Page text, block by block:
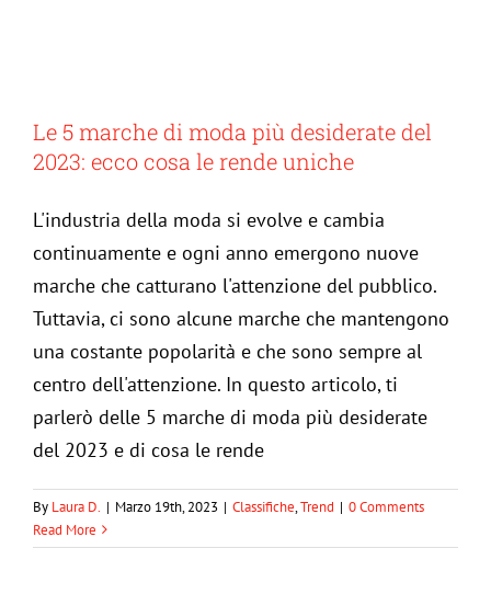
Le 5 marche di moda più desiderate del
2023: ecco cosa le rende uniche
L'industria della moda si evolve e cambia
continuamente e ogni anno emergono nuove
marche che catturano l'attenzione del pubblico.
Tuttavia, ci sono alcune marche che mantengono
una costante popolarità e che sono sempre al
centro dell'attenzione. In questo articolo, ti
parlerò delle 5 marche di moda più desiderate
del 2023 e di cosa le rende
By Laura D. | Marzo 19th, 2023 | Classifiche,Trend | 0 Comments
Read More
Le 5 migliori app per lo shopping online